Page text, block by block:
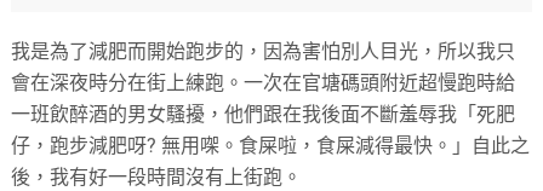
我是為了減肥而開始跑步的，因為害怕別人目光，所以我只
會在深夜時分在街上練跑。一次在官塘碼頭附近超慢跑時給
一班飲醉酒的男女騷擾，他們跟在我後面不斷羞辱我「死肥
仔，跑步減肥呀? 無用㗎。食屎啦，食屎減得最快。」自此之
後，我有好一段時間沒有上街跑。